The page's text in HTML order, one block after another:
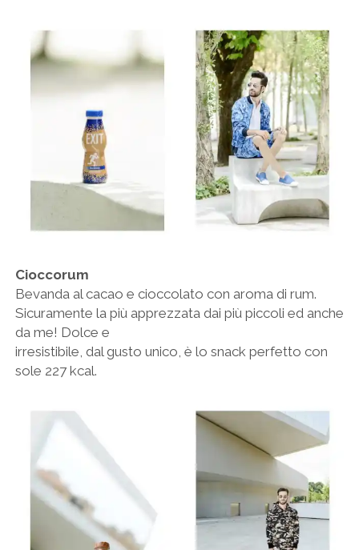
Cioccorum
Bevanda al cacao e cioccolato con aroma di rum.
Sicuramente la più apprezzata dai più piccoli ed anche
da me! Dolce e
irresistibile, dal gusto unico, è lo snack perfetto con
sole 227 kcal.